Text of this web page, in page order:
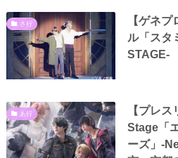
さ行
【ゲネ
ル「スタ
STAGE-
あ行
【プレ
Stage「
ーズ」-